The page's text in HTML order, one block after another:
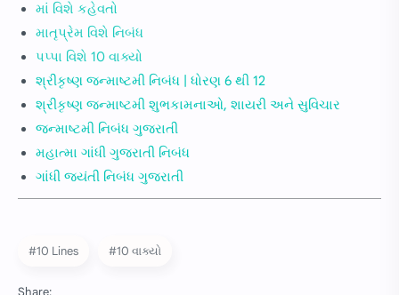
માં વિશે કહેવતો
માતૃપ્રેમ વિશે નિબંધ
પપ્પા વિશે 10 વાક્યો
શ્રીકૃષ્ણ જન્માષ્ટમી નિબંધ | ધોરણ 6 થી 12
શ્રીકૃષ્ણ જન્માષ્ટમી શુભકામનાઓ, શાયરી અને સુવિચાર
જન્માષ્ટમી નિબંધ ગુજરાતી
મહાત્મા ગાંધી ગુજરાતી નિબંધ
ગાંધી જયંતી નિબંધ ગુજરાતી
#10 Lines #10 વાક્યો